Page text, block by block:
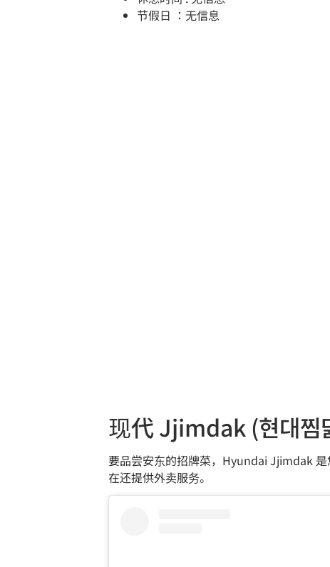
节假日 ：无信息
现代 Jjimdak (현대찜
要品尝安东的招牌菜，Hyundai Jjimdak
在还提供外卖服务。